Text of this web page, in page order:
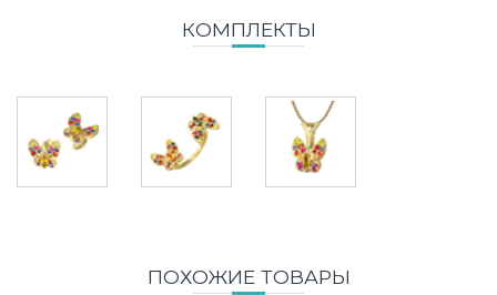
КОМПЛЕКТЫ
ПОХОЖИЕ ТОВАРЫ